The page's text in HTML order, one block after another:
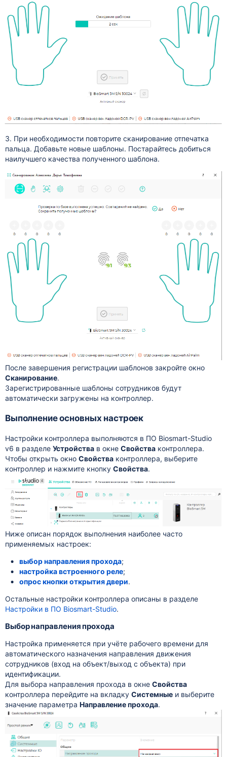
3. При необходимости повторите сканирование отпечатка
пальца. Добавьте новые шаблоны. Постарайтесь добиться
наилучшего качества полученного шаблона.
После завершения регистрации шаблонов закройте окно
Сканирование.
Зарегистрированные шаблоны сотрудников будут
автоматически загружены на контроллер.
Выполнение основных настроек
Настройки контроллера выполняются в ПО Biosmart-Studio
v6 в разделе Устройствав окне Свойстваконтроллера.
Чтобы открыть окно Свойстваконтроллера, выберите
контроллер и нажмите кнопку Свойства.
Ниже описан порядок выполнения наиболее часто
применяемых настроек:
выбор направления прохода;
настройка встроенного реле;
опрос кнопки открытия двери.
Остальные настройки контроллера описаны в разделе
Настройки в ПО Biosmart-Studio.
Выбор направления прохода
Настройка применяется при учёте рабочего времени для
автоматического назначения направления движения
сотрудников (вход на объект/выход с объекта) при
идентификации.
Для выбора направления прохода в окне Свойства
контроллера перейдите на вкладку Системныеи выберите
значение параметра Направление прохода.